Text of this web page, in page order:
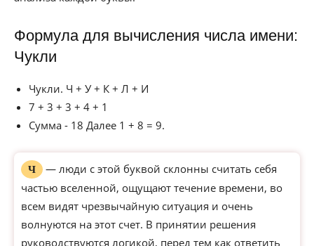
Формула для вычисления числа имени:
Чукли
Чукли. Ч + У + К + Л + И
7 + 3 + 3 + 4 + 1
Сумма - 18 Далее 1 + 8 = 9.
Ч
— люди с этой буквой склонны считать себя
частью вселенной, ощущают течение времени, во
всем видят чрезвычайную ситуация и очень
волнуются на этот счет. В принятии решения
руководствуются логикой, перед тем как ответить